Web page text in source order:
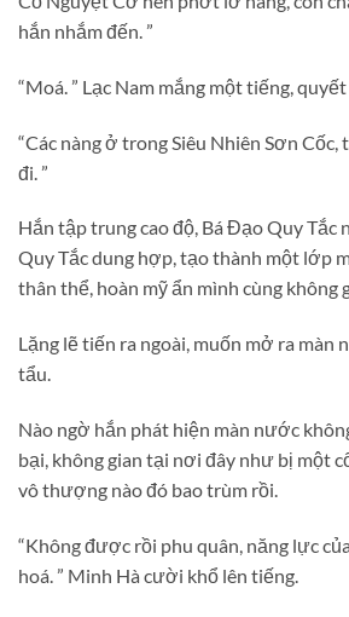
hắn nhắm đến. ”
“Moá. ” Lạc Nam mắng một tiếng,
“Các nàng ở trong Siêu Nhiên Sơn
đi. ”
Hắn tập trung cao độ, Bá Đạo Quy Tắc
Quy Tắc dung hợp, tạo thành một lớp
thân thể, hoàn mỹ ẩn mình cùng không
Lặng lẽ tiến ra ngoài, muốn mở ra màn
tẩu.
Nào ngờ hắn phát hiện màn nước
bại, không gian tại nơi đây như bị một
vô thượng nào đó bao trùm rồi.
“Không được rồi phu quân, năng lực
hoá. ” Minh Hà cười khổ lên tiếng.